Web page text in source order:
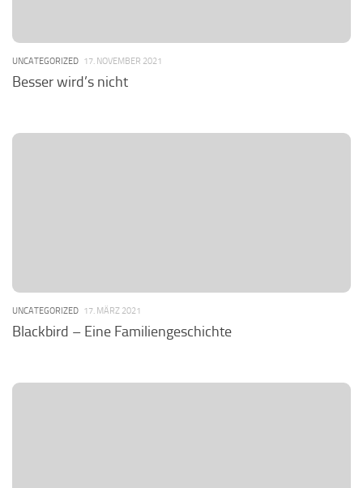
UNCATEGORIZED 17. NOVEMBER 2021
Besser wird’s nicht
UNCATEGORIZED 17. MÄRZ 2021
Blackbird – Eine Familiengeschichte